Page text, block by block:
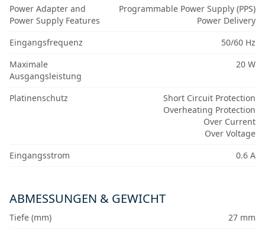
Power Adapter and
Power Supply Features
Programmable Power Supply (PPS)
Power Delivery
Eingangsfrequenz
50/60 Hz
Maximale
Ausgangsleistung
20 W
Platinenschutz
Short Circuit Protection
Overheating Protection
Over Current
Over Voltage
Eingangsstrom
0.6 A
ABMESSUNGEN & GEWICHT
Tiefe (mm)
27 mm